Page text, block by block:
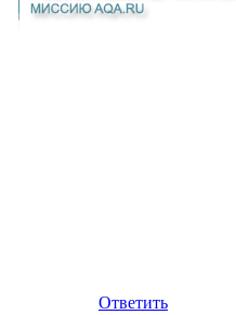
Ответить